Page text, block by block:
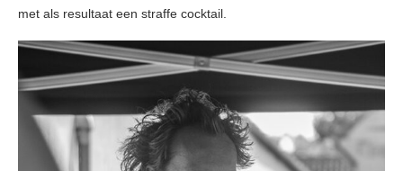
met als resultaat een straffe cocktail.